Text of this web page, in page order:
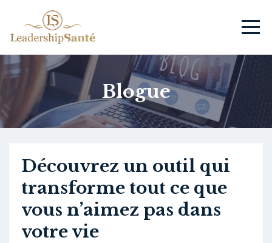
Blogue
Découvrez un outil qui
transforme tout ce que
vous n’aimez pas dans
votre vie